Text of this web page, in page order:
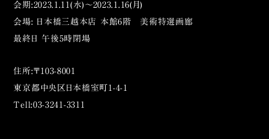
会期:2023.1.11(水)〜2023.1.16(月)
会場: 日本橋三越本店 本館6階 美術特選画廊
最終日 午後5時閉場
住所:〒103-8001
東京都中央区日本橋室町1-4-1
Tell:03-3241-3311